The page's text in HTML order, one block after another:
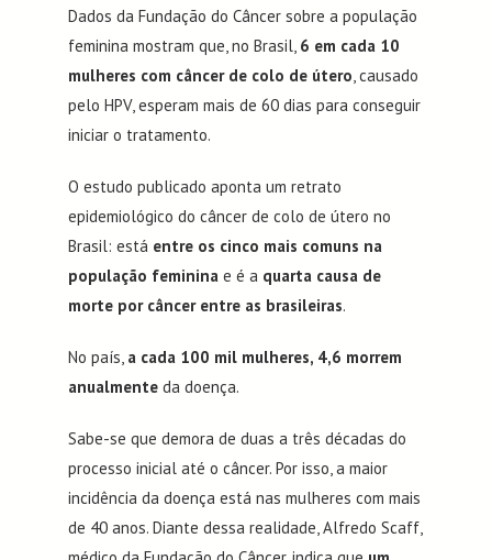
Dados da Fundação do Câncer sobre a população
feminina mostram que, no Brasil, 6 em cada 10
mulheres com câncer de colo de útero, causado
pelo HPV, esperam mais de 60 dias para conseguir
iniciar o tratamento.
O estudo publicado aponta um retrato
epidemiológico do câncer de colo de útero no
Brasil: está entre os cinco mais comuns na
população feminina e é a quarta causa de
morte por câncer entre as brasileiras.
No país, a cada 100 mil mulheres, 4,6 morrem
anualmente da doença.
Sabe-se que demora de duas a três décadas do
processo inicial até o câncer. Por isso, a maior
incidência da doença está nas mulheres com mais
de 40 anos. Diante dessa realidade, Alfredo Scaff,